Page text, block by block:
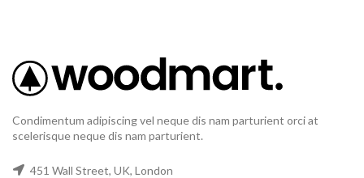
Condimentum adipiscing vel neque dis nam parturient orci at
scelerisque neque dis nam parturient.
451 Wall Street, UK, London